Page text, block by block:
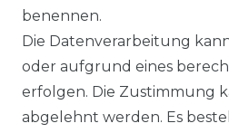
benennen.
Die Datenverarbeitung
oder aufgrund eines
erfolgen. Die Zustimmung
abgelehnt werden. Es